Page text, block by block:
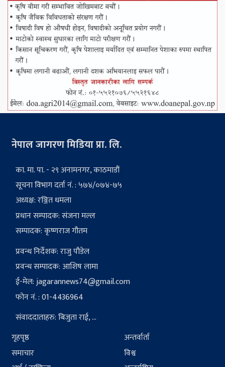
नेपाल जागरण मिडिया प्रा. लि.
का. मा. पा. - २९ अनामनगर, काठमाडौं
सूचना विभाग दर्ता नं. : ५७४/०७४-७५
अध्यक्ष: रञ्जित धमला
प्रधान सम्पादक: संजना मल्ल
सम्पादक: कृष्णराज गौतम
प्रवन्ध निर्देशक: राजु पौडेल
प्रवन्ध सम्पादक: आशिष लामा
ई-मेल:jagarannews74@gmail.com
फोन नं. : 01-4436964
संवाददाताहरु: बिजुता राई, ...
गृहपृष्ठ
समाचार
अन्तर्वार्ता
विश्व